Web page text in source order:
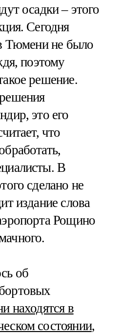
осадки – этого
Сегодня
Тюмени не было
поэтому
решение.
это его
что
В
сделано не
издание слова
Рощино
об
находятся в
состоянии,